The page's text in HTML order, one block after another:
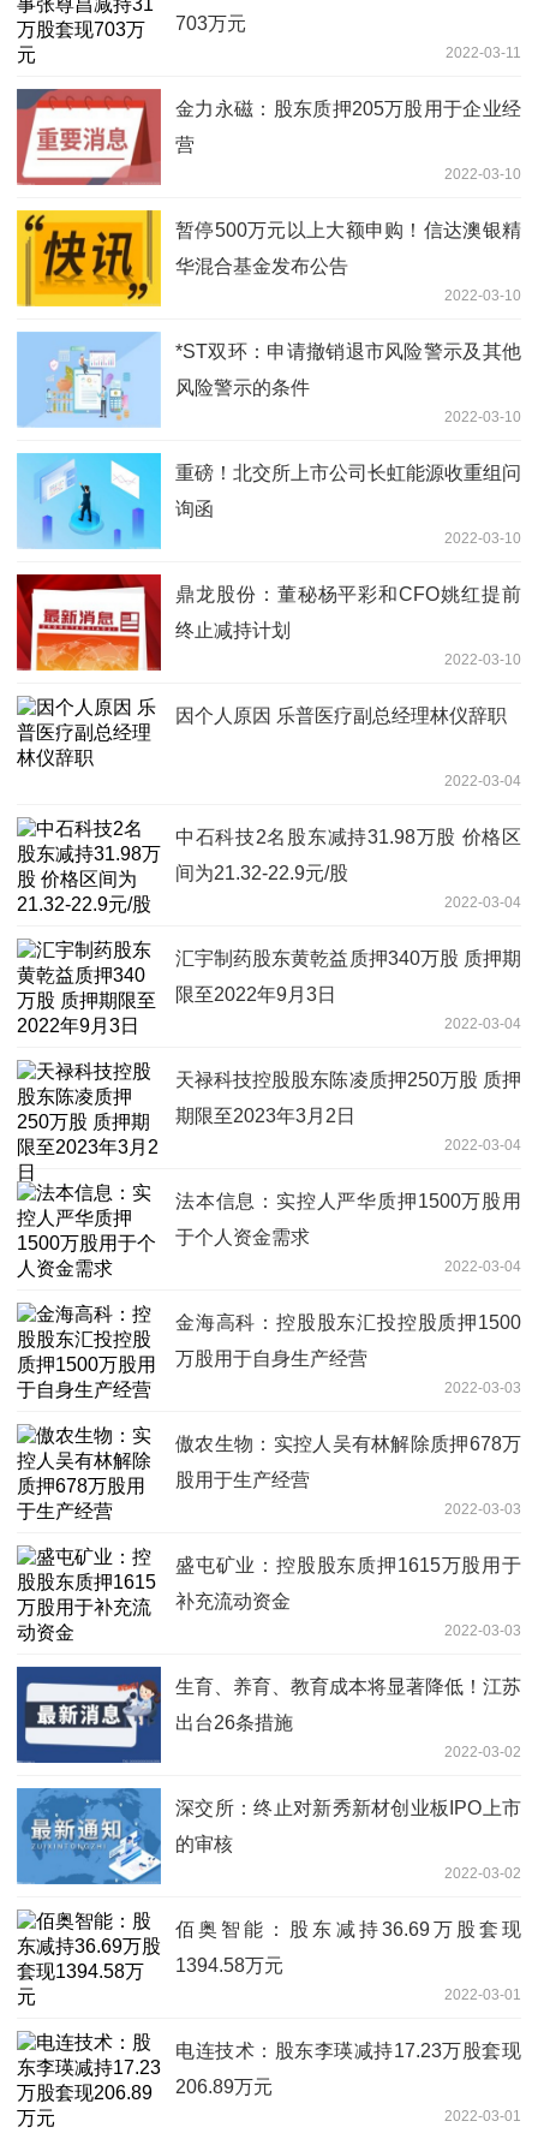
703万元
2022-03-11
金力永磁：股东质押205万股用于企业经
营
2022-03-10
暂停500万元以上大额申购！信达澳银精
华混合基金发布公告
2022-03-10
*ST双环：申请撤销退市风险警示及其他
风险警示的条件
2022-03-10
重磅！北交所上市公司长虹能源收重组问
询函
2022-03-10
鼎龙股份：董秘杨平彩和CFO姚红提前
终止减持计划
2022-03-10
因个人原因 乐普医疗副总经理林仪辞职
2022-03-04
中石科技2名股东减持31.98万股 价格区
间为21.32-22.9元/股
2022-03-04
汇宇制药股东黄乾益质押340万股 质押期
限至2022年9月3日
2022-03-04
天禄科技控股股东陈凌质押250万股 质押
期限至2023年3月2日
2022-03-04
法本信息：实控人严华质押1500万股用
于个人资金需求
2022-03-04
金海高科：控股股东汇投控股质押1500
万股用于自身生产经营
2022-03-03
傲农生物：实控人吴有林解除质押678万
股用于生产经营
2022-03-03
盛屯矿业：控股股东质押1615万股用于
补充流动资金
2022-03-03
生育、养育、教育成本将显著降低！江苏
出台26条措施
2022-03-02
深交所：终止对新秀新材创业板IPO上市
的审核
2022-03-02
佰奥智能：股东减持36.69万股套现
1394.58万元
2022-03-01
电连技术：股东李瑛减持17.23万股套现
206.89万元
2022-03-01